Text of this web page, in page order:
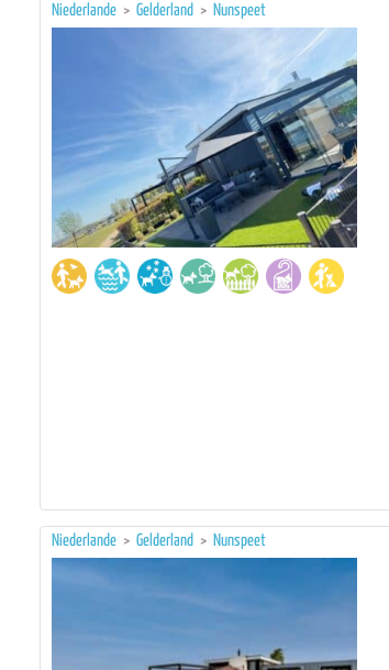
Niederlande > Gelderland > Nunspeet
Niederlande > Gelderland > Nunspeet